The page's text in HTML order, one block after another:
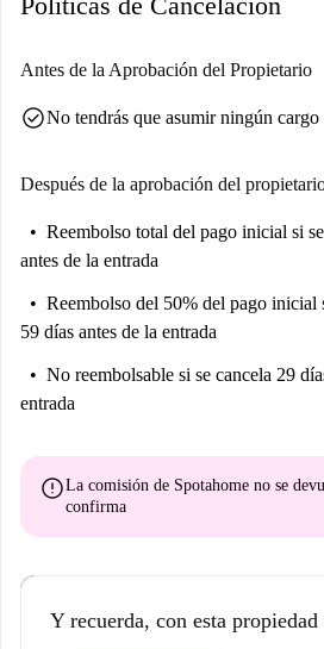
cercanos, como Yo! Sushi y The Spirit of
comunidad dinámica residiendo en esta
Antes de la Aprobación del Propietario
check_circleNo tendrás que asumir ningún cargo
Después de la aprobación del
Reembolso total del pago inicial si
antes de la entrada
Reembolso del 50% del pago inicial
59 días antes de la entrada
No reembolsable si se cancela 29
entrada
errorLa comisión de Spotahome no se
confirma
Y recuerda, con esta propiedad